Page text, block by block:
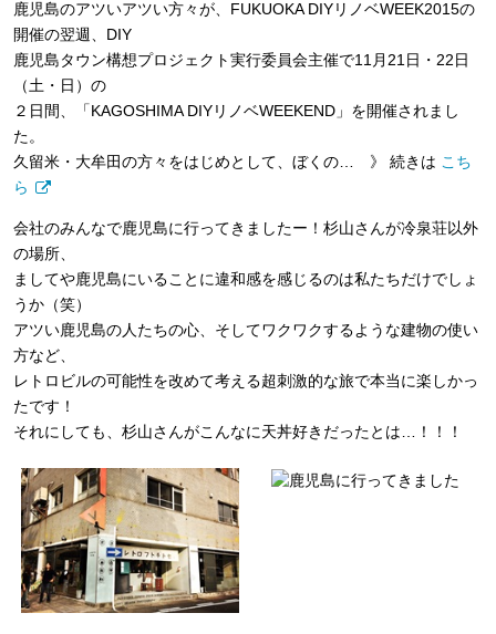
鹿児島のアツいアツい方々が、FUKUOKA DIYリノベWEEK2015の
開催の翌週、DIY
鹿児島タウン構想プロジェクト実行委員会主催で11月21日・22日
（土・日）の
２日間、「KAGOSHIMA DIYリノベWEEKEND」を開催されまし
た。
久留米・大牟田の方々をはじめとして、ぼくの… 》 続きは こち
ら
会社のみんなで鹿児島に行ってきましたー！杉山さんが冷泉荘以外
の場所、
ましてや鹿児島にいることに違和感を感じるのは私たちだけでしょ
うか（笑）
アツい鹿児島の人たちの心、そしてワクワクするような建物の使い
方など、
レトロビルの可能性を改めて考える超刺激的な旅で本当に楽しかっ
たです！
それにしても、杉山さんがこんなに天丼好きだったとは…！！！